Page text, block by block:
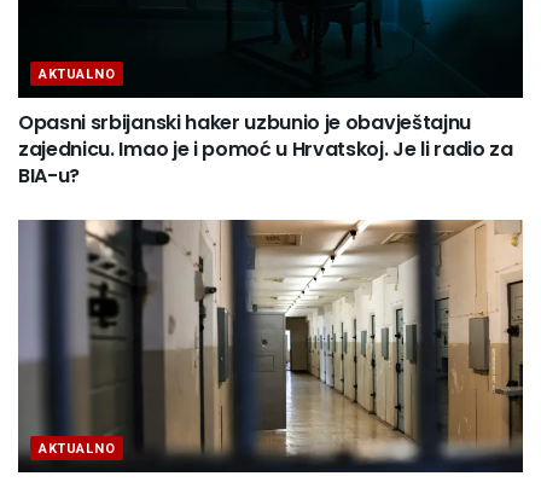
AKTUALNO
Opasni srbijanski haker uzbunio je obavještajnu
zajednicu. Imao je i pomoć u Hrvatskoj. Je li radio za
BIA-u?
AKTUALNO